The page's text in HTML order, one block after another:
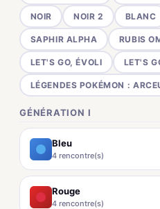
NOIR NOIR 2 BLANC
SAPHIR ALPHA RUBIS
LET'S GO, ÉVOLI LET'S
LÉGENDES POKÉMON :
GÉNÉRATION I
Bleu
4 rencontre(s)
Rouge
4 rencontre(s)